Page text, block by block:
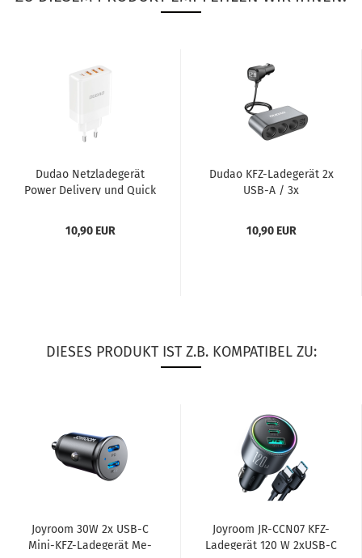
Dudao Netz­la­de­ge­rät
Power De­li­very und Quick
10,90 EUR
Dudao KFZ-​La­de­ge­rät 2x
USB-A / 3x
10,90 EUR
DIESES PRODUKT IST Z.B. KOMPATIBEL ZU:
Joy­room 30W 2x USB-C
Mini-​KFZ-​Ladegerät Me­
Joy­room JR-​CCN07 KFZ-​
La­de­ge­rät 120 W 2xUSB-​​C